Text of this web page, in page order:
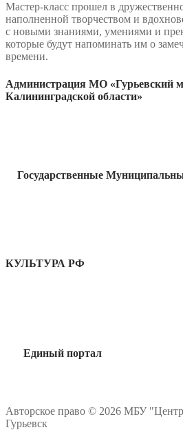
Мастер-класс прошел в
наполненной творчеством и
с новыми знаниями, умениями и
которые будут напоминать им о
времени.
Администрация МО «Гурьевский
Калининградской области»
Государственные
КУЛЬТУРА РФ
Единый портал
Авторское право © 2026 МБУ "Центр
Гурьевск